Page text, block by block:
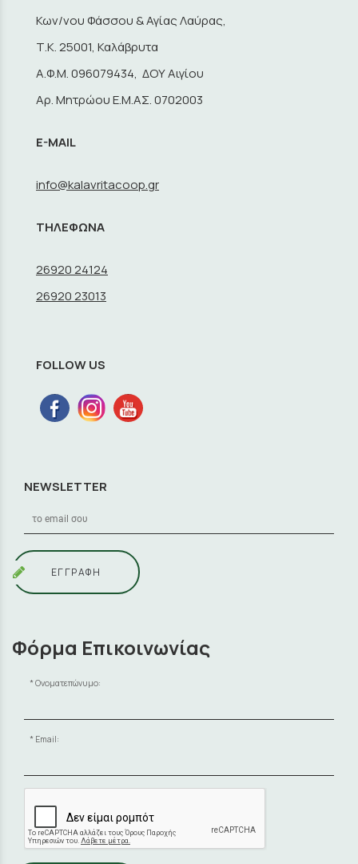
Κων/νου Φάσσου & Αγίας Λαύρας,
Τ.Κ. 25001, Καλάβρυτα
A.Φ.Μ. 096079434, ΔΟΥ Αιγίου
Αρ. Μητρώου Ε.Μ.ΑΣ. 0702003
E-MAIL
info@kalavritacoop.gr
ΤΗΛΕΦΩΝΑ
26920 24124
26920 23013
FOLLOW US
NEWSLETTER
ΕΓΓΡΑΦΗ
Φόρμα Επικοινωνίας
Ονοματεπώνυμο:
Email: